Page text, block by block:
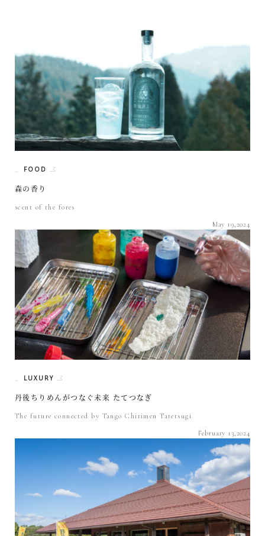
FOOD
森の香り
scent of the fores
May 19,2024
LUXURY
丹後ちりめんがつなぐ未来 たてつなぎ
The future connected by Tango Chirimen Tatetsugi
February 13,2024